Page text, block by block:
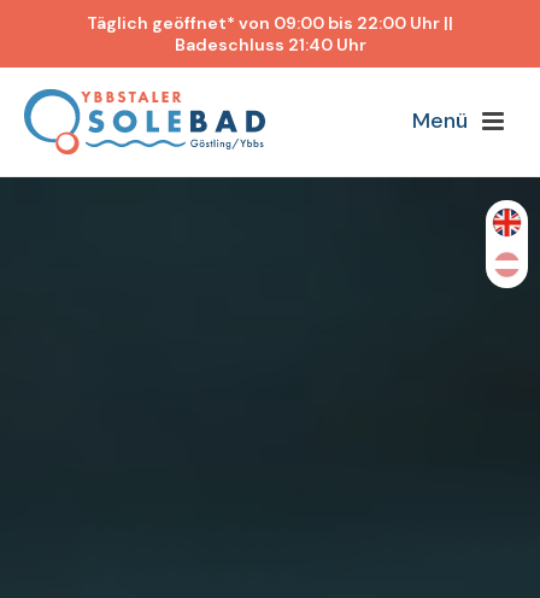
Täglich geöffnet* von 09:00 bis 22:00 Uhr ||
Badeschluss 21:40 Uhr